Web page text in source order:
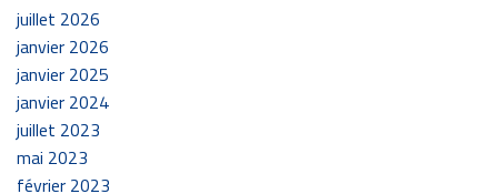
juillet 2026
janvier 2026
janvier 2025
janvier 2024
juillet 2023
mai 2023
février 2023